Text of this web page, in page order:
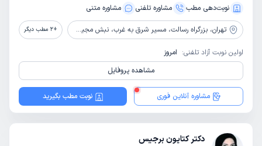
نوبت‌دهی مطب
مشاوره‌ تلفنی مشاوره‌ متنی
تهران، بزرگراه رسالت، مسیر شرق به غرب، نبش مجیدیه شمالی، پلاک 1171، ساختمان فرح بخش +
2 مطب دیگر
اولین نوبت آزاد تلفنی: امروز
مشاهده پروفایل
مشاوره آنلاین فوری نوبت مطب بگیرید
دکتر کتایون برجیس